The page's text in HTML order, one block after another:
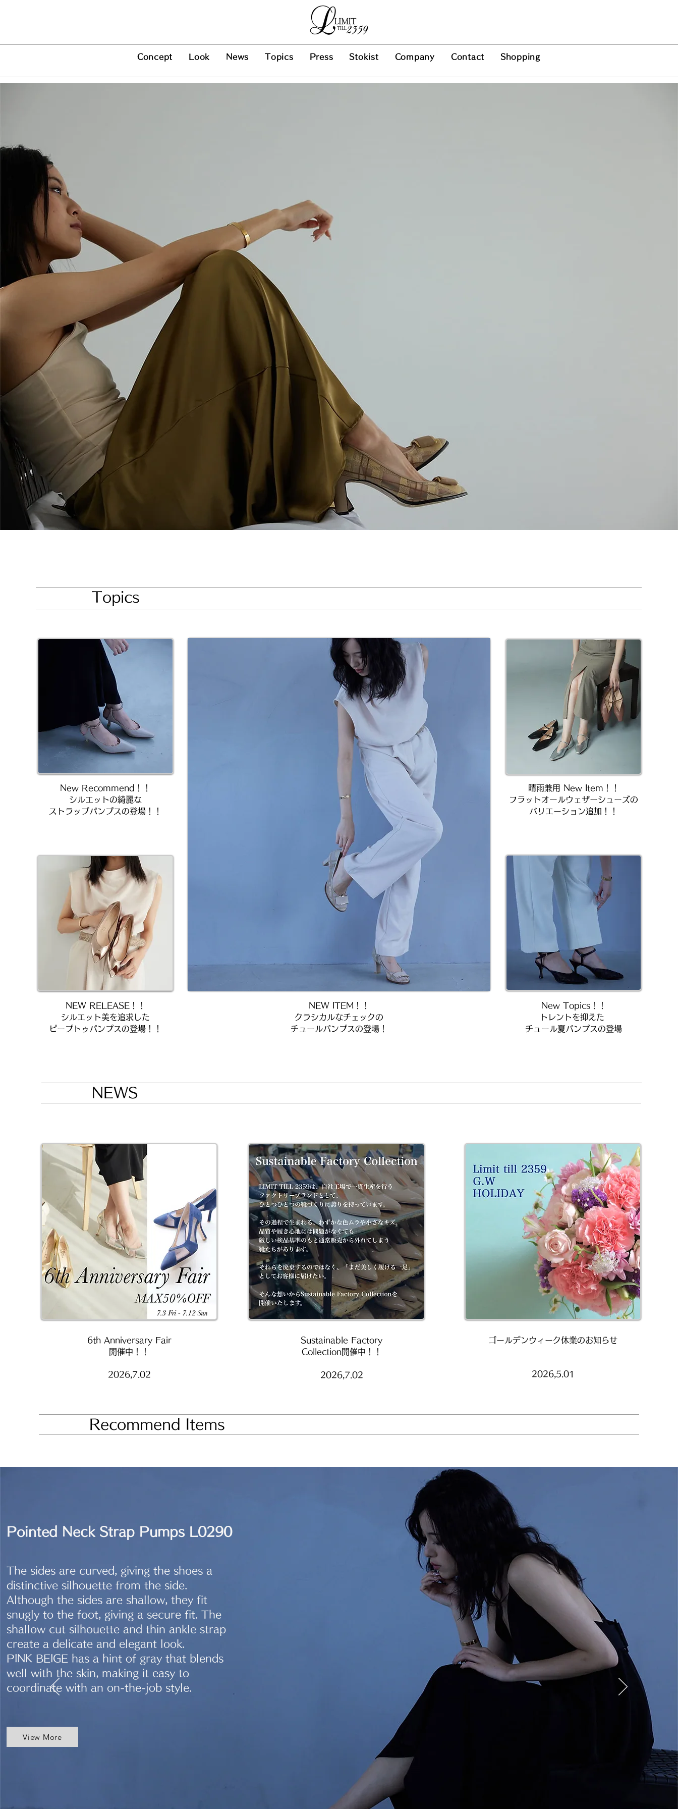
Concept Look News Topics Press Stokist Company Contact Shopping
​Topics
New Recommend！！
シルエットの綺麗な
ストラップパンプスの登場！！
NEW RELEASE！！
シルエット美を追求した​
ピープトゥパンプスの登場！！
NEW ITEM！！
クラシカルなチェックの​
チュールパンプスの登場！
晴雨兼用 New Item！！
フラットオールウェザーシューズの​
バリエーション追加！！
New Topics！！
トレントを抑えた ​
チュール夏パンプスの登場
NEWS
6th Anniversary Fair
開催中！！
2026,7.02
Sustainable Factory
Collection開催中！！
2026,7.02
ゴールデンウィーク休業のお知らせ
2026,5.01
Recommend Items
Pointed Neck Strap Pumps L0290
The sides are curved, giving the shoes a
distinctive silhouette from the side.
Although the sides are shallow, they fit
snugly to the foot, giving a secure fit. The
shallow cut silhouette and thin ankle strap
create a delicate and elegant look.
PINK BEIGE has a hint of gray that blends
well with the skin, making it easy to
coordinate with an on-the-job style.
View More